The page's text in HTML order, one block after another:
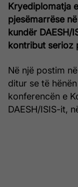
Kryediplomatja
pjesëmarrëse
kundër DAESH/
kontribut serioz
Në një postim
ditur se të
konferencën e
DAESH/ISIS-it,